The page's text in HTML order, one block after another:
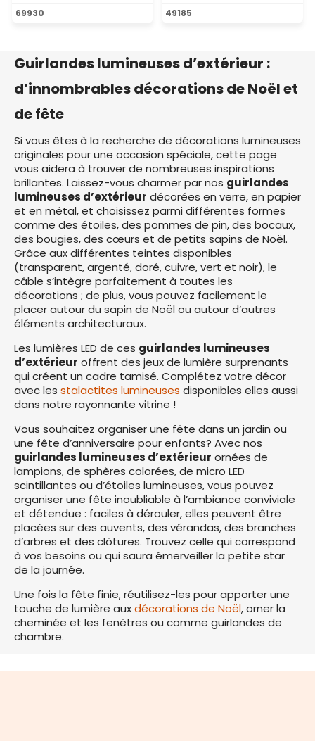
69930 49185
Guirlandes lumineuses d’extérieur :
d’innombrables décorations de Noël et
de fête
Si vous êtes à la recherche de décorations lumineuses
originales pour une occasion spéciale, cette page
vous aidera à trouver de nombreuses inspirations
brillantes. Laissez-vous charmer par nos guirlandes
lumineuses d’extérieur décorées en verre, en papier
et en métal, et choisissez parmi différentes formes
comme des étoiles, des pommes de pin, des bocaux,
des bougies, des cœurs et de petits sapins de Noël.
Grâce aux différentes teintes disponibles
(transparent, argenté, doré, cuivre, vert et noir), le
câble s’intègre parfaitement à toutes les
décorations ; de plus, vous pouvez facilement le
placer autour du sapin de Noël ou autour d’autres
éléments architecturaux.
Les lumières LED de ces guirlandes lumineuses
d’extérieur offrent des jeux de lumière surprenants
qui créent un cadre tamisé. Complétez votre décor
avec les stalactites lumineuses disponibles elles aussi
dans notre rayonnante vitrine !
Vous souhaitez organiser une fête dans un jardin ou
une fête d’anniversaire pour enfants? Avec nos
guirlandes lumineuses d’extérieur ornées de
lampions, de sphères colorées, de micro LED
scintillantes ou d’étoiles lumineuses, vous pouvez
organiser une fête inoubliable à l’ambiance conviviale
et détendue : faciles à dérouler, elles peuvent être
placées sur des auvents, des vérandas, des branches
d’arbres et des clôtures. Trouvez celle qui correspond
à vos besoins ou qui saura émerveiller la petite star
de la journée.
Une fois la fête finie, réutilisez-les pour apporter une
touche de lumière auxdécorations de Noël, orner la
cheminée et les fenêtres ou comme guirlandes de
chambre.